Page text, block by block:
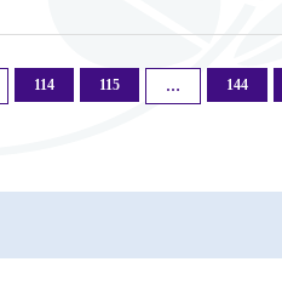
114 115 … 144